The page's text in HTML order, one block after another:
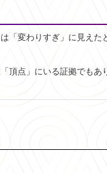
「変わりすぎ」に見えた
頂点」にいる証拠でもあ